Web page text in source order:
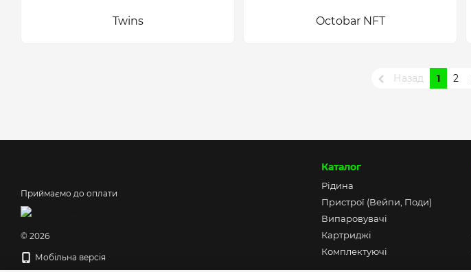
Twins Octobar NFT
Назад 1 2
Приймаємо до оплати
© 2026
Мобільна версія
Каталог
Рідина
Пристрої (Вейпи, Поди)
Випаровувачі
Картриджі
Комплектуючі